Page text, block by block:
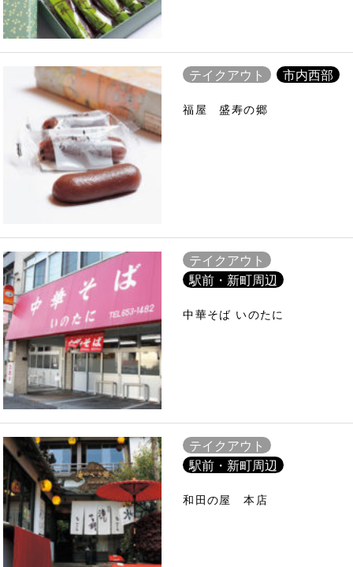
テイクアウト 市内西部
福屋 盛寿の郷
テイクアウト
駅前・新町周辺
中華そば いのたに
テイクアウト
駅前・新町周辺
和田の屋 本店